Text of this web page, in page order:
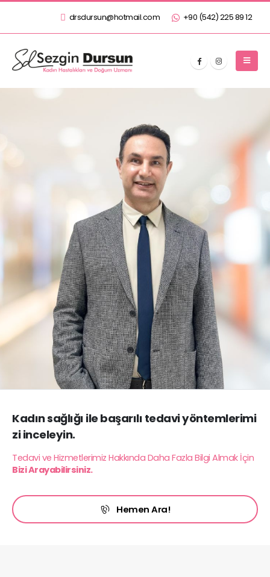
drsdursun@hotmail.com +90 (542) 225 89 12
Kadınsağlığı ilebaşarılı tedaviyöntemlerimi
zi inceleyin.
Tedavi ve Hizmetlerimiz Hakkında Daha Fazla Bilgi Almak İçin
Bizi Arayabilirsiniz.
Hemen Ara!